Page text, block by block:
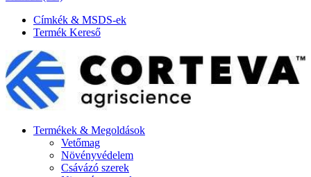
Címkék & MSDS-ek
Termék Kereső
Termékek & Megoldások
Vetőmag
Növényvédelem
Csávázó szerek